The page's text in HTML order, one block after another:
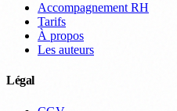
Accompagnement RH
Tarifs
À propos
Les auteurs
Légal